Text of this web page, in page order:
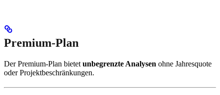
Premium-Plan
Der Premium-Plan bietet unbegrenzte Analysen ohne Jahresquote
oder Projektbeschränkungen.